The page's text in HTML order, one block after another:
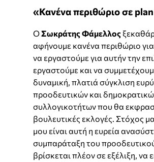
«Κανένα περιθώριο σε
ΟΣωκράτης Φάμελλος
αφήνουμε κανένα περιθώριο
να εργαστούμε για αυτήν την
εργαστούμε και να
δυναμική, πλατιά σύγκλιση
προοδευτικών και
συλλογικοτήτων που θα
βουλευτικές εκλογές. Στόχος
μου είναι αυτή η ευρεία
συμπαράταξη του
βρίσκεται πλέον σε εξέλιξη, να